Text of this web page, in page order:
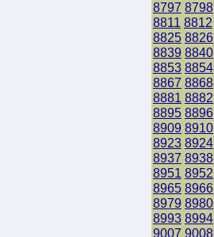
8797 8798
8811 8812
8825 8826
8839 8840
8853 8854
8867 8868
8881 8882
8895 8896
8909 8910
8923 8924
8937 8938
8951 8952
8965 8966
8979 8980
8993 8994
9007 9008